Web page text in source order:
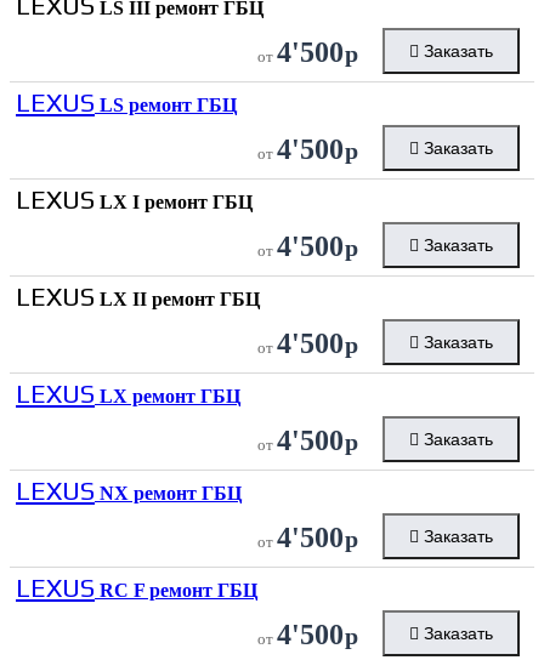
LS III ремонт ГБЦ
от 4'500р Заказать
LEXUS LS ремонт ГБЦ
от 4'500р Заказать
LEXUS LX I ремонт ГБЦ
от 4'500р Заказать
LEXUS LX II ремонт ГБЦ
от 4'500р Заказать
LEXUS LX ремонт ГБЦ
от 4'500р Заказать
LEXUS NX ремонт ГБЦ
от 4'500р Заказать
LEXUS RC F ремонт ГБЦ
от 4'500р Заказать